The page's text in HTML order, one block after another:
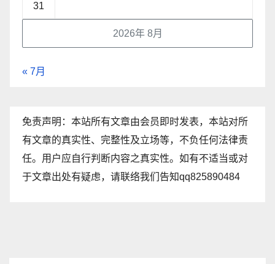
2026年 8月
31
« 7月
免责声明：本站所有文章由会员即时发表，本站对所
有文章的真实性、完整性及立场等，不负任何法律责
任。用户应自行判断内容之真实性。如有不适当或对
于文章出处有疑虑，请联络我们告知qq825890484